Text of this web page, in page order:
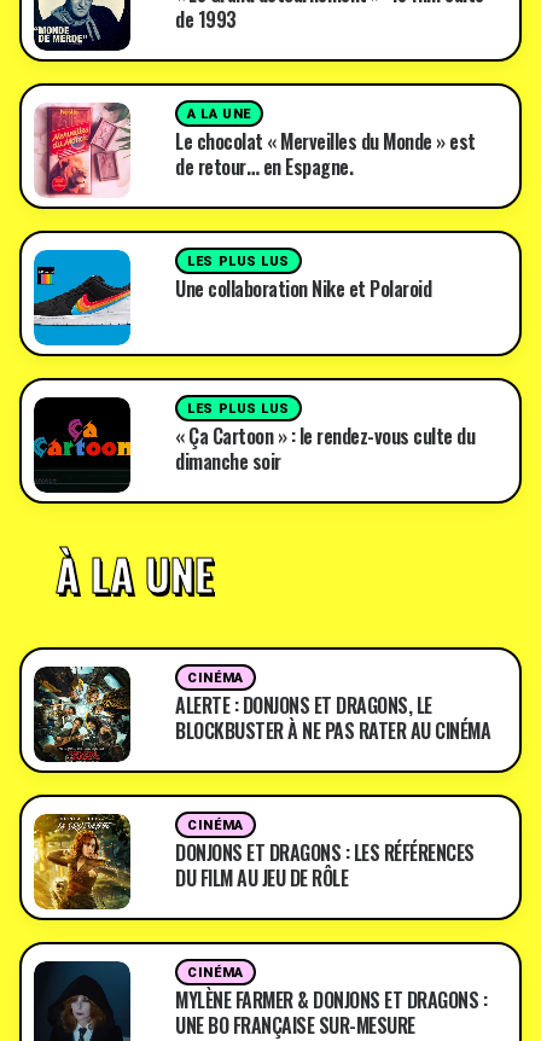
de 1993
A LA UNE
Le chocolat « Merveilles du Monde » est
de retour… en Espagne.
LES PLUS LUS
Une collaboration Nike et Polaroid
LES PLUS LUS
« Ça Cartoon » : le rendez-vous culte du
dimanche soir
À LA UNE
CINÉMA
ALERTE : DONJONS ET DRAGONS, LE
BLOCKBUSTER À NE PAS RATER AU CINÉMA
CINÉMA
DONJONS ET DRAGONS : LES RÉFÉRENCES
DU FILM AU JEU DE RÔLE
CINÉMA
MYLÈNE FARMER & DONJONS ET DRAGONS :
UNE BO FRANÇAISE SUR-MESURE